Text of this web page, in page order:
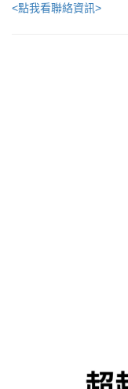
<點我看聯絡資訊>